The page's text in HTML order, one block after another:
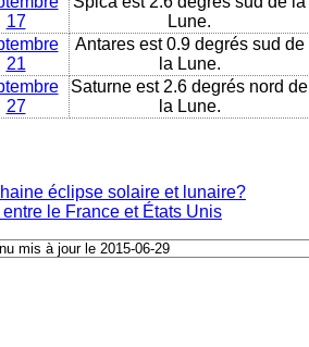
17
Lune.
21
Antares est 0.9 degrés sud de
la Lune.
27
Saturne est 2.6 degrés nord de
la Lune.
éclipse solaire et lunaire?
le France et États Unis
mis à jour le 2015-06-29